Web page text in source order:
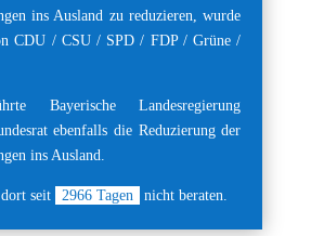
ins Ausland zu reduzieren, wurde
CDU / CSU / SPD / FDP / Grüne /
Bayerische Landesregierung
ebenfalls die Reduzierung der
ins Ausland.
seit 2966Tagen nicht beraten.